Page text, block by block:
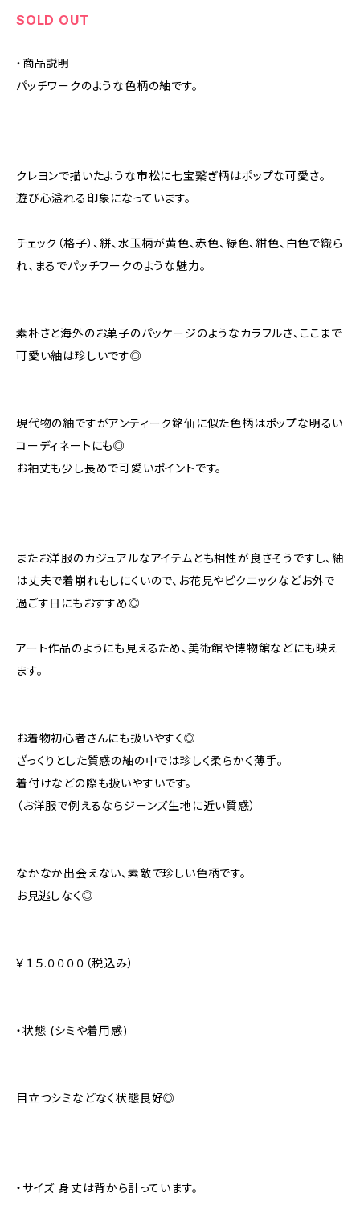
SOLD OUT
・商品説明
パッチワークのような色柄の紬です。
クレヨンで描いたような市松に七宝繋ぎ柄はポップな可愛さ。
遊び心溢れる印象になっています。
チェック（格子）、絣、水玉柄が黄色、赤色、緑色、紺色、白色で織ら
れ、まるでパッチワークのような魅力。
素朴さと海外のお菓子のパッケージのようなカラフルさ、ここまで
可愛い紬は珍しいです◎
現代物の紬ですがアンティーク銘仙に似た色柄はポップな明るい
コーディネートにも◎
お袖丈も少し長めで可愛いポイントです。
またお洋服のカジュアルなアイテムとも相性が良さそうですし、紬
は丈夫で着崩れもしにくいので、お花見やピクニックなどお外で
過ごす日にもおすすめ◎
アート作品のようにも見えるため、美術館や博物館などにも映え
ます。
お着物初心者さんにも扱いやすく◎
ざっくりとした質感の紬の中では珍しく柔らかく薄手。
着付けなどの際も扱いやすいです。
（お洋服で例えるならジーンズ生地に近い質感）
なかなか出会えない、素敵で珍しい色柄です。
お見逃しなく◎
￥１５.００００（税込み）
・状態 (シミや着用感)
目立つシミなどなく状態良好◎
・サイズ 身丈は背から計っています。